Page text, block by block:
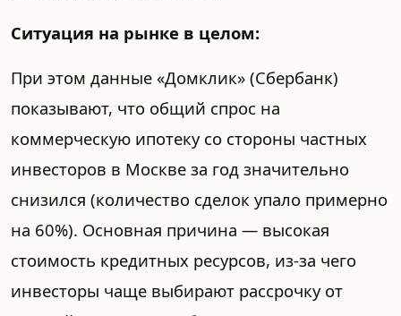
Ситуация на рынке в целом:
При этом данные «Домклик» (Сбербанк)
показывают, что общий спрос на
коммерческую ипотеку со стороны частных
инвесторов в Москве за год значительно
снизился (количество сделок упало примерно
на 60%). Основная причина — высокая
стоимость кредитных ресурсов, из-за чего
инвесторы чаще выбирают рассрочку от